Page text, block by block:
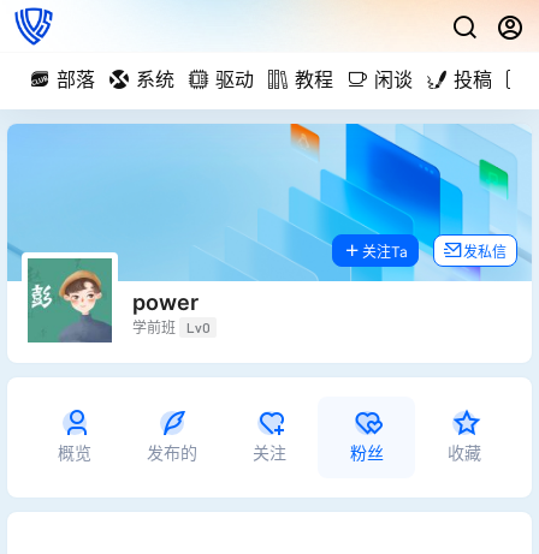
部落 系统 驱动 教程 闲谈 投稿
power
学前班 Lv0
关注Ta 发私信
概览 发布的 关注 粉丝 收藏